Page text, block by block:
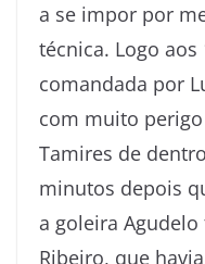
a se impor por
técnica. Logo
comandada por
com muito
Tamires de
minutos depois
a goleira Agudelo
Ribeiro, que